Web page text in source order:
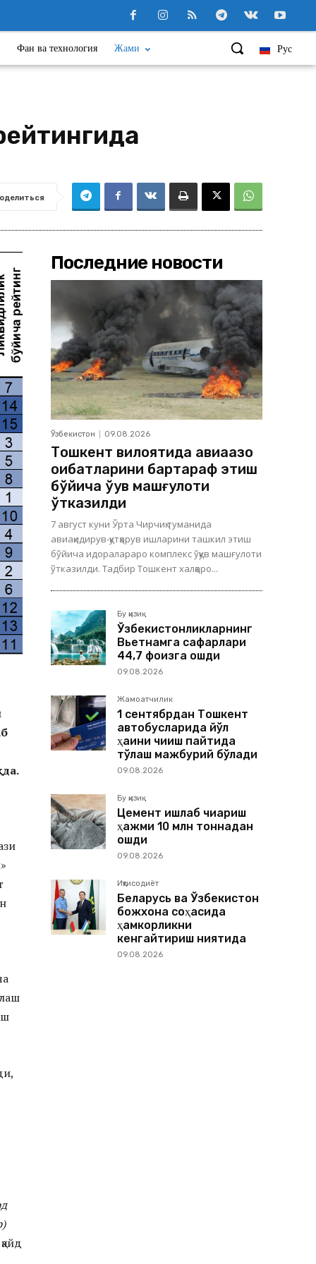
Рус
Фан ва технология Жами
Последние новости
Ўзбекистон 09.08.2026
Тошкент вилоятида авиақазо
оқибатларини бартараф этиш
бўйича ўқув машғулоти
ўтказилди
7 август куни Ўрта Чирчиқ туманида
авиақидирув-қутқарув ишларини ташкил этиш
бўйича идоралараро комплекс ўқув машғулоти
ўтказилди. Тадбир Тошкент халқаро...
Бу қизиқ
Ўзбекистонликларнинг
Вьетнамга сафарлари
44,7 фоизга ошди
09.08.2026
Жамоатчилик
1 сентябрдан Тошкент
автобусларида йўл
ҳақини чиқиш пайтида
тўлаш мажбурий бўлади
09.08.2026
Бу қизиқ
Цемент ишлаб чиқариш
ҳажми 10 млн тоннадан
ошди
09.08.2026
Иқтисодиёт
Беларусь ва Ўзбекистон
божхона соҳасида
ҳамкорликни
кенгайтириш ниятида
09.08.2026